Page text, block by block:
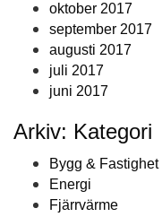
oktober 2017
september 2017
augusti 2017
juli 2017
juni 2017
Arkiv: Kategori
Bygg & Fastighet
Energi
Fjärrvärme